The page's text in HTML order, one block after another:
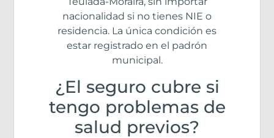
nacionalidad si no tienes NIE o
residencia. La única condición es
estar registrado en el padrón
municipal.
¿El seguro cubre si
tengo problemas de
salud previos?